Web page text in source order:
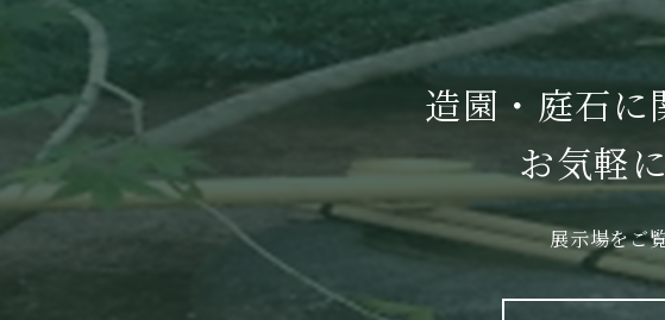
造園・庭石に
お気軽に
展示場をご